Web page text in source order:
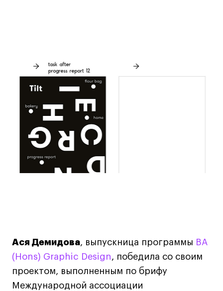
Маркетинг
Интерьер
Навыки предпринимателя и управленца
Онлайн
Маркетинг и генерация лидов
Техникум
Специалист кино- и медиапродакшена
Ася Демидова, выпускница программы BA
(Hons) Graphic Design , победила со своим
проектом, выполненным по брифу
Международной ассоциации